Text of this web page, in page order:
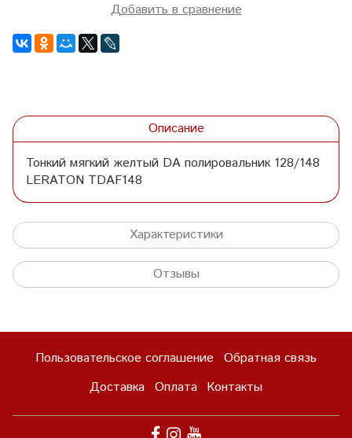
Добавить в сравнение
Описание
Тонкий мягкий желтый DA полировальник 128/148
LERATON TDAF148
Характеристики
Отзывы
Пользовательское соглашение Обратная связь
Доставка Оплата Контакты